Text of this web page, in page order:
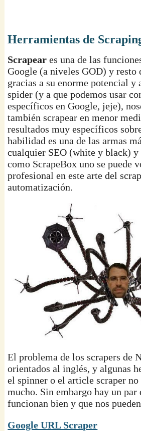
Herramientas de
Scrapear es una de las
Google (a niveles GOD) y resto
gracias a su enorme potencial y
spider (y a que podemos usar
específicos en Google, jeje),
también scrapear en menor
resultados muy específicos
habilidad es una de las armas
cualquier SEO (white y black) y
como ScrapeBox uno se puede
profesional en este arte del
automatización.
El problema de los scrapers de
orientados al inglés, y algunas
el spinner o el article scraper no
mucho. Sin embargo hay un par
funcionan bien y que nos
Google URL Scraper